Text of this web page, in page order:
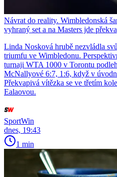
Návrat do reality. Wimbledonská
vyhraný set a na Masters jde
Linda Nosková hrubě nezvládla
triumfu ve Wimbledonu.
turnaji WTA 1000 v Torontu
McNallyové 6:7, 1:6, když v
Překvapivá vítězka se ve třetím
Ealaovou.
SportWin
dnes, 19:43
1 min